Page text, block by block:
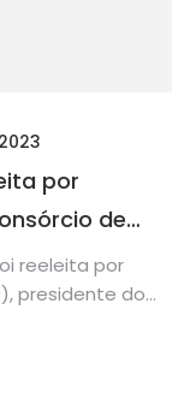
por
de
reeleita por
presidente do